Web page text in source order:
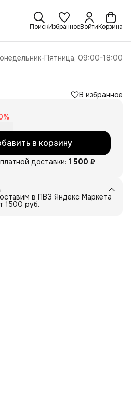
ПоискИзбранноеВойтиКорзина
Пятница, 09:00-18:00
В избранное
%
в корзину
доставки: 1 500 ₽
в ПВЗ Яндекс Маркета
1500 руб.